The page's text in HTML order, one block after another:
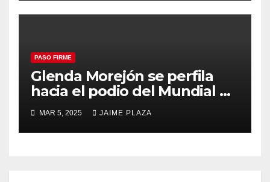
PASO FIRME
Glenda Morejón se perfila
hacia el podio del Mundial de
Atletismo
MAR 5, 2025 JAIME PLAZA